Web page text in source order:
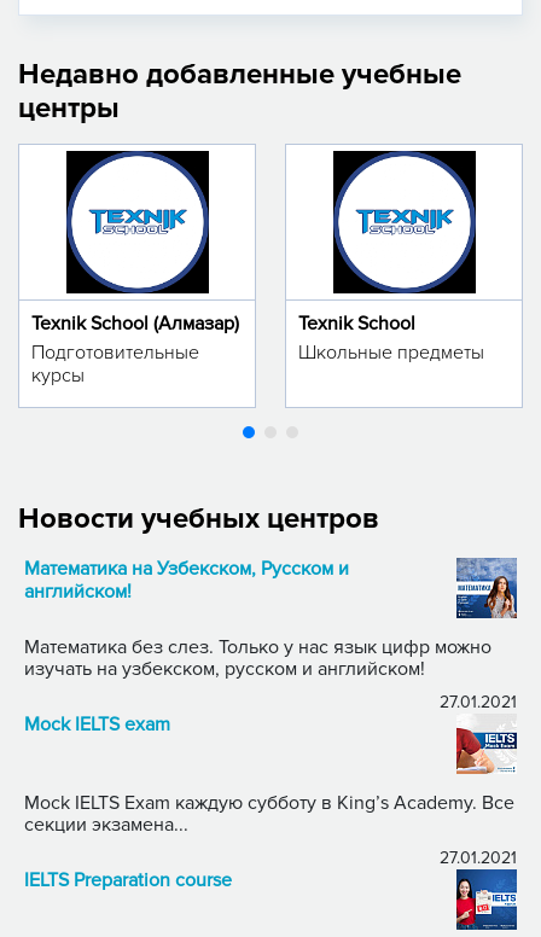
Недавно добавленные учебные
центры
Texnik School (Алмазар)
Подготовительные
курсы
Texnik School
Школьные предметы
Новости учебных центров
Математика на Узбекском, Русском и
английском!
Математика без слез. Только у нас язык цифр можно
изучать на узбекском, русском и английском!
27.01.2021
Mock IELTS exam
Mock IELTS Exam каждую субботу в King’s Academy. Все
секции экзамена...
27.01.2021
IELTS Preparation course